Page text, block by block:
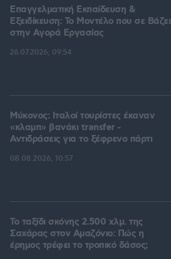
Επαγγελματική Εκπαίδευση &
Εξειδίκευση: Το Mοντέλο που σε Bάζει
στην Aγορά Eργασίας
26.07.2026, 09:54
Μύκονος: Ιταλοί τουρίστες έκαναν
«κλαμπ» βανάκι transfer -
Αντιδράσεις για το ξέφρενο πάρτι
08.08.2026, 10:57
Το ταξίδι σκόνης 2.500 χλμ. της
Σαχάρας στον Αμαζόνιο: Πώς η
έρημος τρέφει το τροπικό δάσος;